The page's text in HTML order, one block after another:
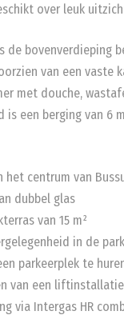
over leuk
de bovenverdieping
van een vaste
met douche,
is een berging van 6
het centrum van
dubbel glas
van 15 m²
in de
parkeerplek te
van een liftinstallatie
via Intergas HR